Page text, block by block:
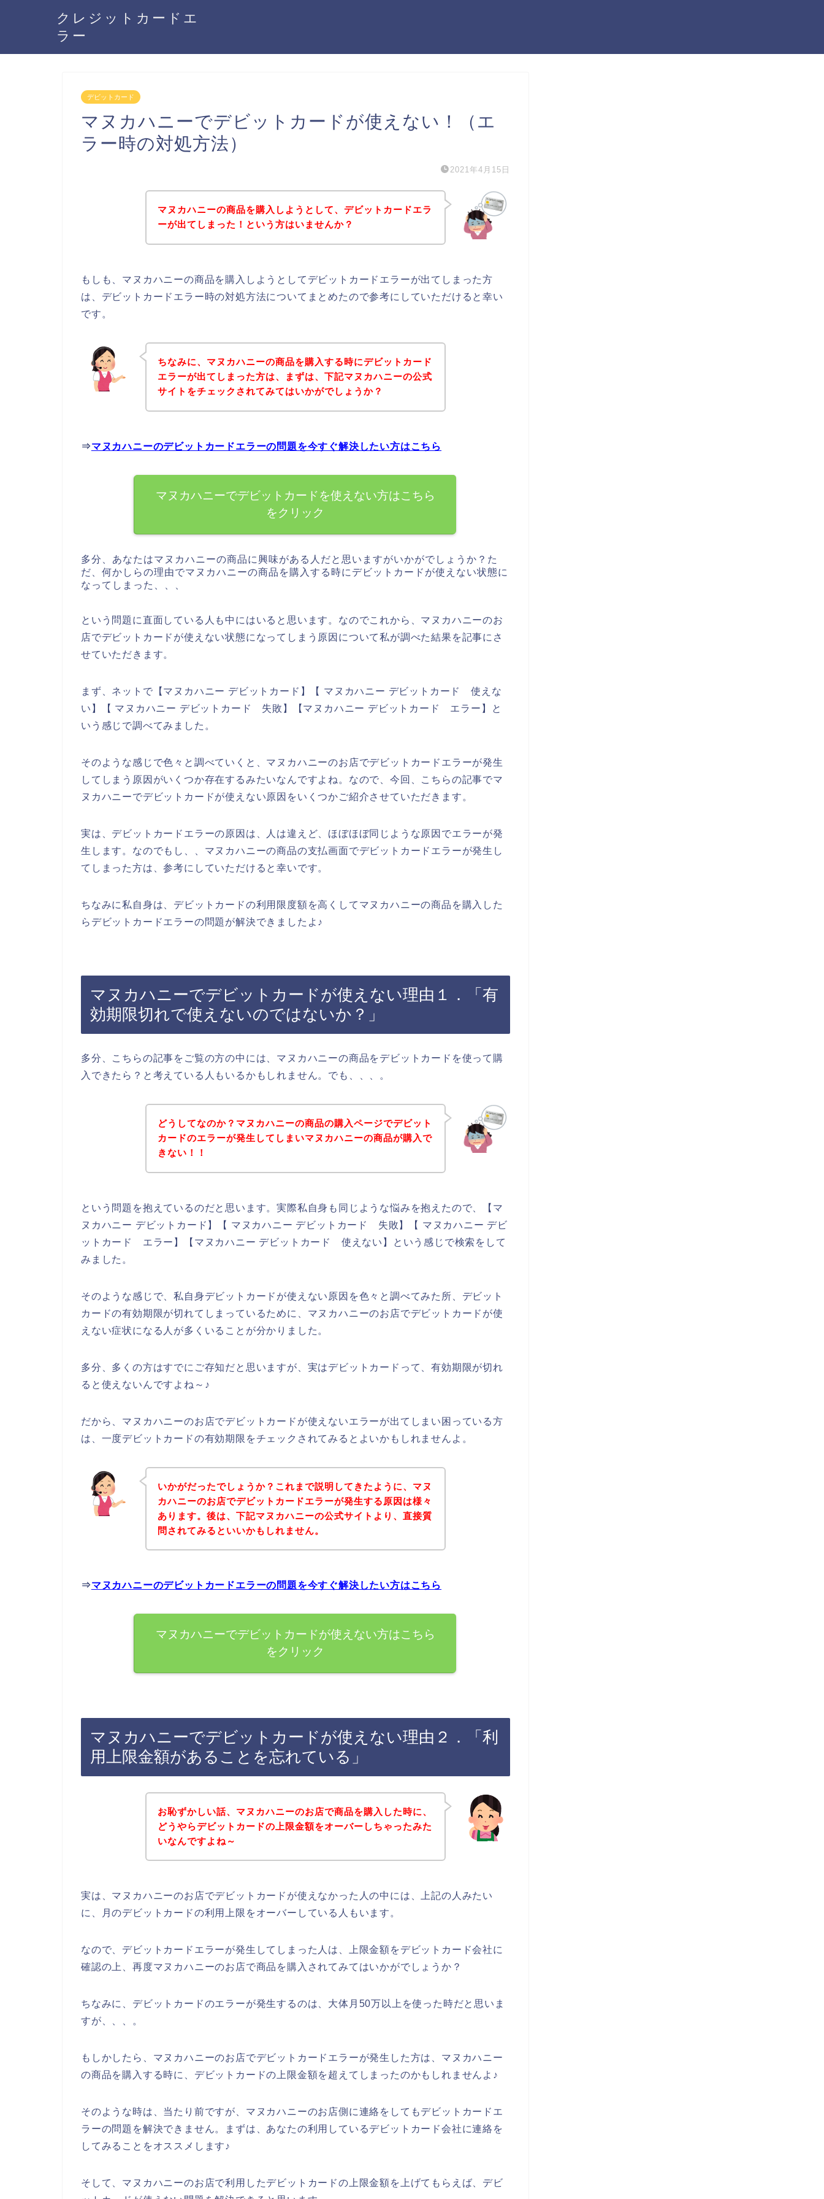
クレジットカードエ
ラー
デビットカード
マヌカハニーでデビットカードが使えない！（エ
ラー時の対処方法）
2021年4月15日
マヌカハニーの商品を購入しようとして、デビットカードエラ
ーが出てしまった！という方はいませんか？
もしも、マヌカハニーの商品を購入しようとしてデビットカードエラーが出てしまった方
は、デビットカードエラー時の対処方法についてまとめたので参考にしていただけると幸い
です。
ちなみに、マヌカハニーの商品を購入する時にデビットカード
エラーが出てしまった方は、まずは、下記マヌカハニーの公式
サイトをチェックされてみてはいかがでしょうか？
⇒マヌカハニーのデビットカードエラーの問題を今すぐ解決したい方はこちら
マヌカハニーでデビットカードを使えない方はこちら
をクリック
多分、あなたはマヌカハニーの商品に興味がある人だと思いますがいかがでしょうか？た
だ、何かしらの理由でマヌカハニーの商品を購入する時にデビットカードが使えない状態に
なってしまった、、、
という問題に直面している人も中にはいると思います。なのでこれから、マヌカハニーのお
店でデビットカードが使えない状態になってしまう原因について私が調べた結果を記事にさ
せていただきます。
まず、ネットで【マヌカハニー デビットカード】【 マヌカハニー デビットカード 使えな
い】【 マヌカハニー デビットカード 失敗】【マヌカハニー デビットカード エラー】と
いう感じで調べてみました。
そのような感じで色々と調べていくと、マヌカハニーのお店でデビットカードエラーが発生
してしまう原因がいくつか存在するみたいなんですよね。なので、今回、こちらの記事でマ
ヌカハニーでデビットカードが使えない原因をいくつかご紹介させていただきます。
実は、デビットカードエラーの原因は、人は違えど、ほぼほぼ同じような原因でエラーが発
生します。なのでもし、、マヌカハニーの商品の支払画面でデビットカードエラーが発生し
てしまった方は、参考にしていただけると幸いです。
ちなみに私自身は、デビットカードの利用限度額を高くしてマヌカハニーの商品を購入した
らデビットカードエラーの問題が解決できましたよ♪
マヌカハニーでデビットカードが使えない理由１．「有
効期限切れで使えないのではないか？」
多分、こちらの記事をご覧の方の中には、マヌカハニーの商品をデビットカードを使って購
入できたら？と考えている人もいるかもしれません。でも、、、。
どうしてなのか？マヌカハニーの商品の購入ページでデビット
カードのエラーが発生してしまいマヌカハニーの商品が購入で
きない！！
という問題を抱えているのだと思います。実際私自身も同じような悩みを抱えたので、【マ
ヌカハニー デビットカード】【 マヌカハニー デビットカード 失敗】【 マヌカハニー デビ
ットカード エラー】【マヌカハニー デビットカード 使えない】という感じで検索をして
みました。
そのような感じで、私自身デビットカードが使えない原因を色々と調べてみた所、デビット
カードの有効期限が切れてしまっているために、マヌカハニーのお店でデビットカードが使
えない症状になる人が多くいることが分かりました。
多分、多くの方はすでにご存知だと思いますが、実はデビットカードって、有効期限が切れ
ると使えないんですよね～♪
だから、マヌカハニーのお店でデビットカードが使えないエラーが出てしまい困っている方
は、一度デビットカードの有効期限をチェックされてみるとよいかもしれませんよ。
いかがだったでしょうか？これまで説明してきたように、マヌ
カハニーのお店でデビットカードエラーが発生する原因は様々
あります。後は、下記マヌカハニーの公式サイトより、直接質
問されてみるといいかもしれません。
⇒マヌカハニーのデビットカードエラーの問題を今すぐ解決したい方はこちら
マヌカハニーでデビットカードが使えない方はこちら
をクリック
マヌカハニーでデビットカードが使えない理由２．「利
用上限金額があることを忘れている」
お恥ずかしい話、マヌカハニーのお店で商品を購入した時に、
どうやらデビットカードの上限金額をオーバーしちゃったみた
いなんですよね～
実は、マヌカハニーのお店でデビットカードが使えなかった人の中には、上記の人みたい
に、月のデビットカードの利用上限をオーバーしている人もいます。
なので、デビットカードエラーが発生してしまった人は、上限金額をデビットカード会社に
確認の上、再度マヌカハニーのお店で商品を購入されてみてはいかがでしょうか？
ちなみに、デビットカードのエラーが発生するのは、大体月50万以上を使った時だと思いま
すが、、、。
もしかしたら、マヌカハニーのお店でデビットカードエラーが発生した方は、マヌカハニー
の商品を購入する時に、デビットカードの上限金額を超えてしまったのかもしれませんよ♪
そのような時は、当たり前ですが、マヌカハニーのお店側に連絡をしてもデビットカードエ
ラーの問題を解決できません。まずは、あなたの利用しているデビットカード会社に連絡を
してみることをオススメします♪
そして、マヌカハニーのお店で利用したデビットカードの上限金額を上げてもらえば、デビ